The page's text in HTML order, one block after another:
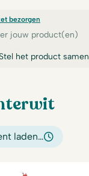
jouw product(en)
bezorgen
Stel het product samen
laden…